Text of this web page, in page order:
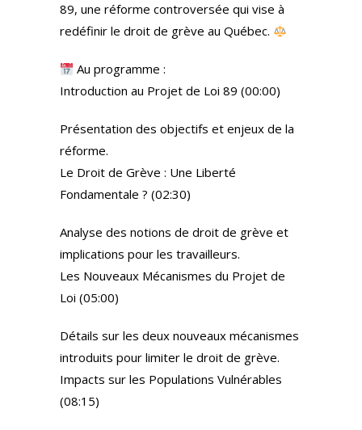
89, une réforme controversée qui vise à
redéfinir le droit de grève au Québec.
Au programme :
Introduction au Projet de Loi 89 (00:00)
Présentation des objectifs et enjeux de la
réforme.
Le Droit de Grève : Une Liberté
Fondamentale ? (02:30)
Analyse des notions de droit de grève et
implications pour les travailleurs.
Les Nouveaux Mécanismes du Projet de
Loi (05:00)
Détails sur les deux nouveaux mécanismes
introduits pour limiter le droit de grève.
Impacts sur les Populations Vulnérables
(08:15)